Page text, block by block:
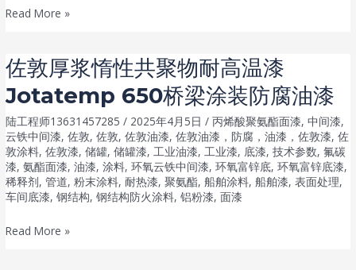
锌
腐
油
佐
氧
云
氧
化
铁
漆
CLASSIC
Read More »
佐敦厚浆惰性共聚物耐高温漆
Jotatemp 650桥梁涂装防腐油漆
陆工程师13631457285/ 2025年4月5日/丙烯酸聚氨酯面漆,中间漆,
云铁中间漆,佐敦,佐敦,佐敦油漆,佐敦油漆，防腐，油漆，佐敦漆,佐
敦涂料,佐敦漆,储罐,储罐漆,工业油漆,工业漆, 底漆,技术参数,氟碳
漆,氨酯面漆,油漆,涂料,环氧云铁中间漆,环氧富锌底,环氧富锌底漆,
稀释剂,管道,粉末涂料, 耐热漆,聚氨酯,船舶涂料,船舶漆,表面处理,
车间底漆,钢结构,钢结构防火涂料,铝粉漆,面漆
佐
Read More »